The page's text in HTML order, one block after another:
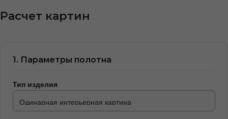
Расчет картин
1. Параметры полотна
Тип изделия